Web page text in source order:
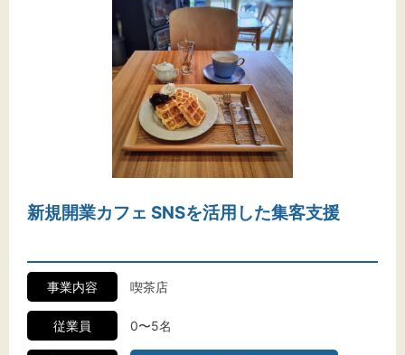
新規開業カフェ SNSを活用した集客支援
事業内容 喫茶店
従業員 0〜5名